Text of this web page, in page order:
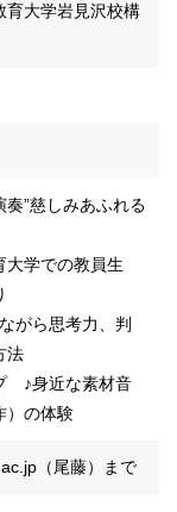
替
育大学岩見沢校構
奏”慈しみあふれる
大学での教員生
がら思考力、判
法
♪身近な素材音
）の体験
（尾藤）まで